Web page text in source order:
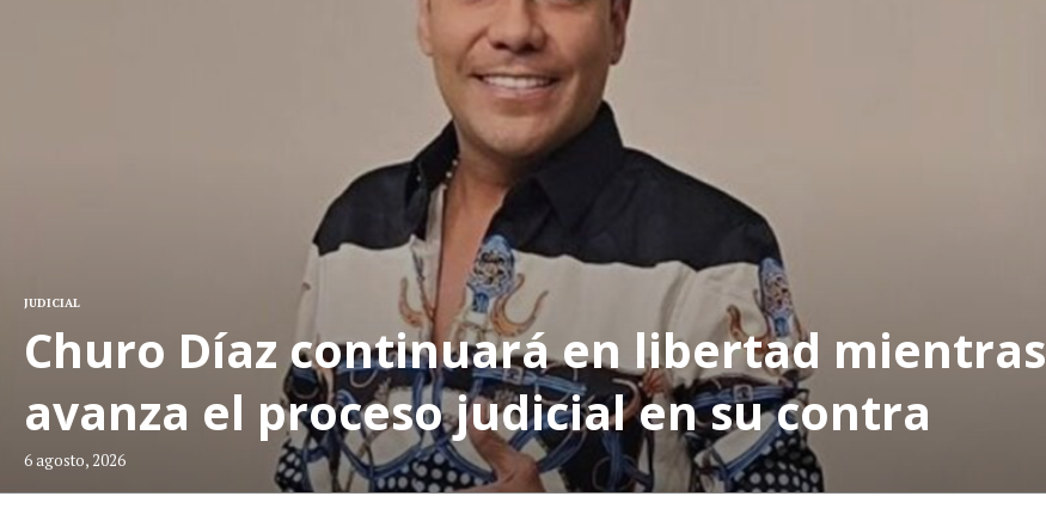
JUDICIAL
Churo Díaz continuará en libertad mientras
avanza el proceso judicial en su contra
6 agosto, 2026